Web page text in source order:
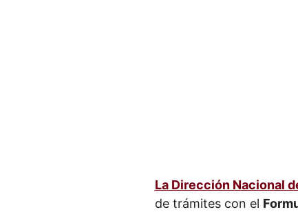
La Dirección Nacional
de trámites con el